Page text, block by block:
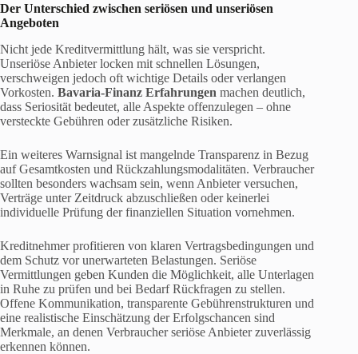
Der Unterschied zwischen seriösen und unseriösen
Angeboten
Nicht jede Kreditvermittlung hält, was sie verspricht.
Unseriöse Anbieter locken mit schnellen Lösungen,
verschweigen jedoch oft wichtige Details oder verlangen
Vorkosten. Bavaria-Finanz Erfahrungen machen deutlich,
dass Seriosität bedeutet, alle Aspekte offenzulegen – ohne
versteckte Gebühren oder zusätzliche Risiken.
Ein weiteres Warnsignal ist mangelnde Transparenz in Bezug
auf Gesamtkosten und Rückzahlungsmodalitäten. Verbraucher
sollten besonders wachsam sein, wenn Anbieter versuchen,
Verträge unter Zeitdruck abzuschließen oder keinerlei
individuelle Prüfung der finanziellen Situation vornehmen.
Kreditnehmer profitieren von klaren Vertragsbedingungen und
dem Schutz vor unerwarteten Belastungen. Seriöse
Vermittlungen geben Kunden die Möglichkeit, alle Unterlagen
in Ruhe zu prüfen und bei Bedarf Rückfragen zu stellen.
Offene Kommunikation, transparente Gebührenstrukturen und
eine realistische Einschätzung der Erfolgschancen sind
Merkmale, an denen Verbraucher seriöse Anbieter zuverlässig
erkennen können.